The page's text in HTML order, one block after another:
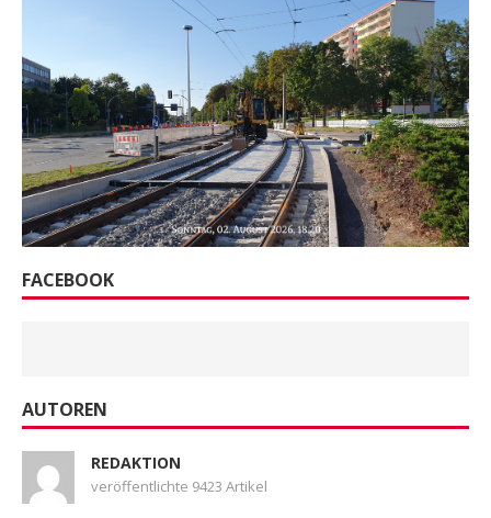
FACEBOOK
AUTOREN
REDAKTION
veröffentlichte 9423 Artikel